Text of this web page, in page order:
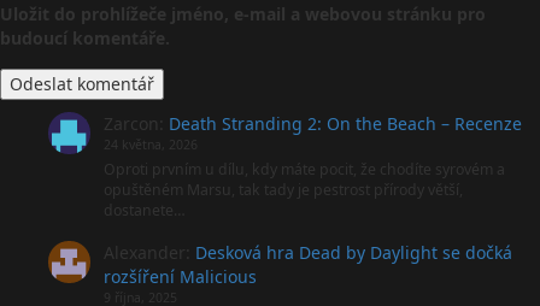
Uložit do prohlížeče jméno, e-mail a webovou stránku pro
budoucí komentáře.
Zarcon Death Stranding 2: On the Beach – Recenze
24 května, 2026
Oproti prvním u dílu, kdy máte pocit, že chodíte syrovém a
opuštěném Marsu, tak tady je pestrost přírody větší,
dostanete…
Alexander Desková hra Dead by Daylight se dočká
rozšíření Malicious
9 října, 2025